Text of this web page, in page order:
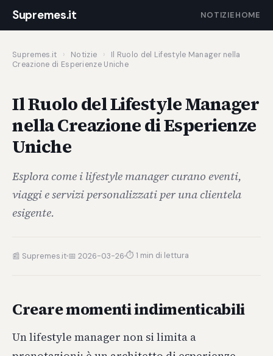
Supremes.it NOTIZIEHOME
Supremes.it › Notizie ›
Il Ruolo del Lifestyle Manager nella
Creazione di Esperienze Uniche
Il Ruolo del Lifestyle Manager
nella Creazione di Esperienze
Uniche
Esplora come i lifestyle manager curano eventi,
viaggi e servizi personalizzati per una clientela
esigente.
📰 Supremes.it 📅 2026-03-26 ⏱ 1 min di lettura
Creare momenti indimenticabili
Un lifestyle manager non si limita a